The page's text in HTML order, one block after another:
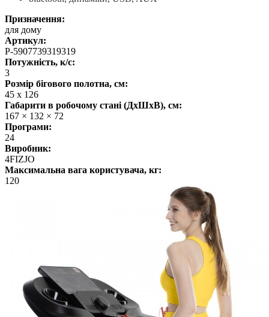
Призначення:
для дому
Артикул:
P-5907739319319
Потужність, к/с:
3
Розмір бігового полотна, см:
45 x 126
Габарити в робочому стані (ДхШхВ), см:
167 × 132 × 72
Програми:
24
Виробник:
4FIZJO
Максимальна вага користувача, кг:
120